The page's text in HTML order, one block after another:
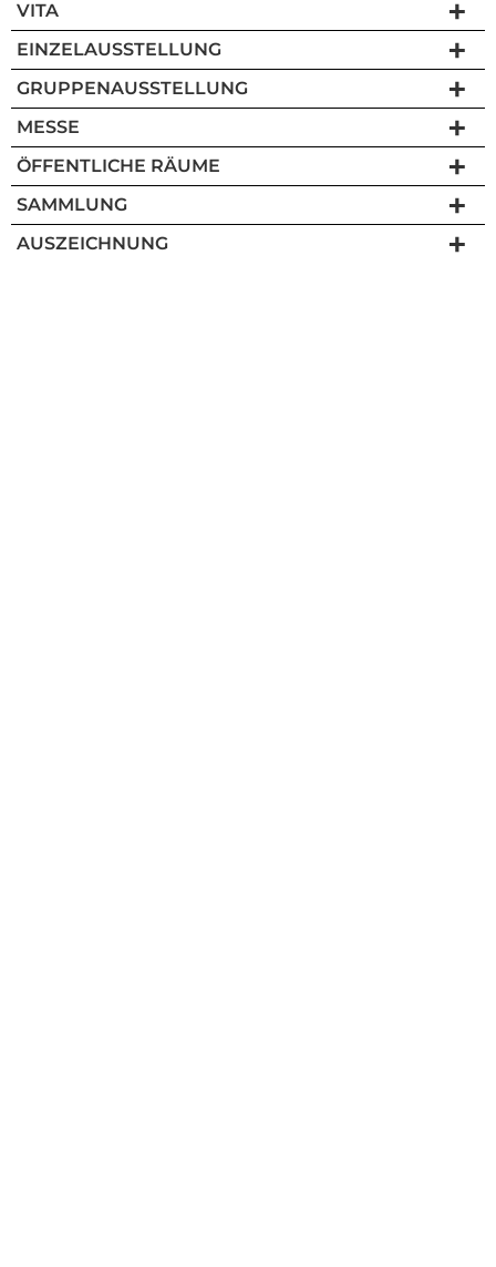
VITA
EINZELAUSSTELLUNG
GRUPPENAUSSTELLUNG
MESSE
ÖFFENTLICHE RÄUME
SAMMLUNG
AUSZEICHNUNG